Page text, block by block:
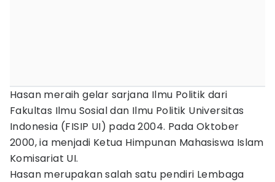
Hasan meraih gelar sarjana Ilmu Politik dari
Fakultas Ilmu Sosial dan Ilmu Politik Universitas
Indonesia (FISIP UI) pada 2004. Pada Oktober
2000, ia menjadi Ketua Himpunan Mahasiswa Islam
Komisariat UI.
Hasan merupakan salah satu pendiri Lembaga